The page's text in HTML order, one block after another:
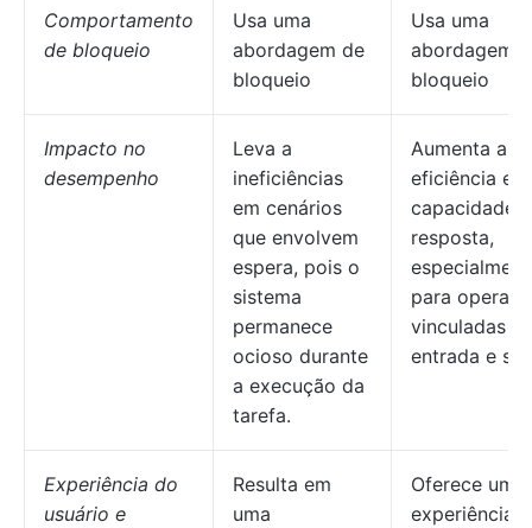
Comportamento
de bloqueio
Usa uma
abordagem de
bloqueio
Usa uma
abordagem
bloqueio
Impacto no
desempenho
Leva a
ineficiências
em cenários
que envolvem
espera, pois o
sistema
permanece
ocioso durante
a execução da
tarefa.
Aumenta a
eficiência e a
capacidade
resposta,
para
vinculadas a
entrada e
Experiência do
usuário e
Resulta em
uma
Oferece uma
experiência